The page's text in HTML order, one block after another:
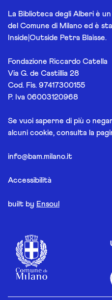
La Biblioteca degli Alberi è
del Comune di Milano ed è
Inside|Outside Petra Blaisse.
Fondazione Riccardo Catella
Via G. de Castillia 28
Cod. Fis. 97417300155
P. Iva 06003120968
Se vuoi saperne di più o
alcuni cookie, consulta la
info@bam.milano.it
Accessibilità
built by Ensoul